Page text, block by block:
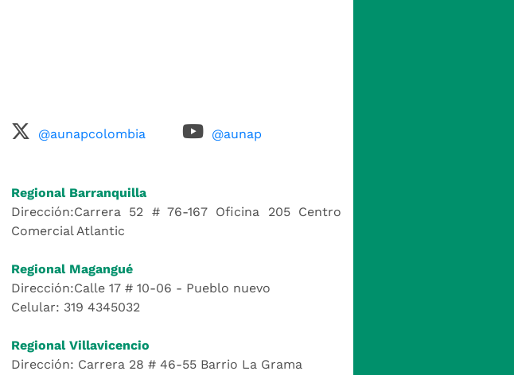
@aunapcolombia @aunap
Regional Barranquilla
Dirección:Carrera 52 # 76-167 Oficina 205 Centro
Comercial Atlantic
Regional Magangué
Dirección:Calle 17 # 10-06 - Pueblo nuevo
Celular: 319 4345032
Regional Villavicencio
Dirección: Carrera 28 # 46-55 Barrio La Grama